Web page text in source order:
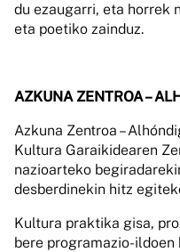
du ezaugarri, eta horrek
eta poetiko zainduz.
AZKUNA ZENTROA –
Azkuna Zentroa –
Kultura Garaikidearen
nazioarteko
desberdinekin hitz
Kultura praktika gisa,
bere programazio-